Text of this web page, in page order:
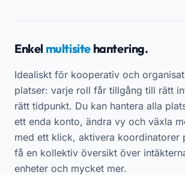
Enkel multisite hantering.
Idealiskt för kooperativ och
platser: varje roll får tillgång till rätt
rätt tidpunkt. Du kan hantera alla
ett enda konto, ändra vy och växla
med ett klick, aktivera koordinatorer
få en kollektiv översikt över
enheter och mycket mer.